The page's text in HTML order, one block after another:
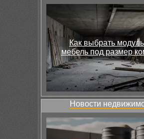
Как выбрать
мебель под размер
Новости